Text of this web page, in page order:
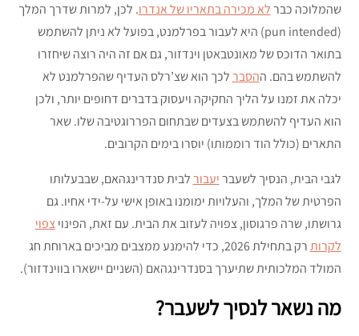
שהמלוכה כברלא מכירה בתאריו של אנדרו. לכן, למרות שדרך המלך
(pun intended) היא לעבור בפרלמנט, בפועל לא ניתן להשתמש
בתואר הדוכס של מאונטבאטן וינדזור, גם אם זה היה רוצה שיחזרו
להשתמש בהם. ההסברלכך הוא שצ’רלס העדיף שהפרלמנט לא
יכלה את זמנו על הליך החקיקה ויעסוק בדברים דחופים יותר, ולכן
הוא העדיף להשתמש בצעדים שבתחום הפררוגטיבה שלו. שאר
התארים (כולל הוד רוממותו) יוסרו בימים הקרובים.
לגבי הבית, הנסיך לשעבריעבורלבית סנדרינגהאם, שבבעלותו
הפרטית של המלך, והעלויות ימומנו באופן אישי על-ידי אחיו. גם
גרושתו, שרה פרגוסון, צפויה לעזוב את הבית. עם זאת, הפינויצפוי
לקרות
רק בתחילת 2026, כדי להימנע ממצבים מביכים בארוחת חג
המולד המלכותית שתיערך בסנדרינגהאם (השניים יישארו בווינדזור).
מה נשאר לנסיך לשעבר?